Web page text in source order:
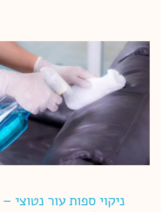
ניקוי ספות עור נטוצי